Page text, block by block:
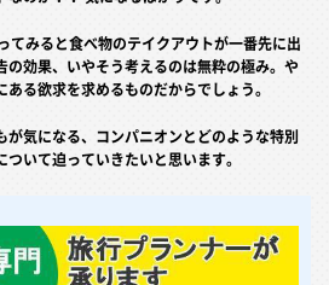
てみると食べ物のテイクアウトが一番先に出
の効果、いやそう考えるのは無粋の極み。や
る欲求を求めるものだからでしょう。
が気になる、コンパニオンとどのような特別
いて迫っていきたいと思います。